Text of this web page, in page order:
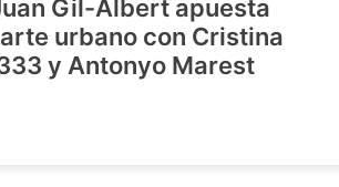
Gil-Albert apuesta
urbano con Cristina
y Antonyo Marest